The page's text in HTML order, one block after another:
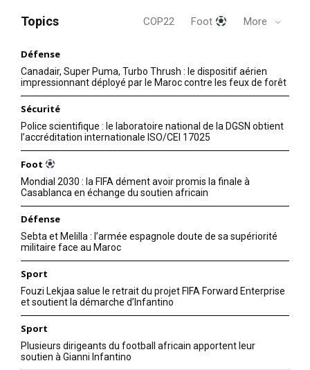
Topics COP22 Foot More
Défense
Canadair, Super Puma, Turbo Thrush : le dispositif aérien
impressionnant déployé par le Maroc contre les feux de forêt
Sécurité
Police scientifique : le laboratoire national de la DGSN obtient
l’accréditation internationale ISO/CEI 17025
Foot
Mondial 2030 : la FIFA dément avoir promis la finale à
Casablanca en échange du soutien africain
Défense
Sebta et Melilla : l’armée espagnole doute de sa supériorité
militaire face au Maroc
Sport
Fouzi Lekjaa salue le retrait du projet FIFA Forward Enterprise
et soutient la démarche d’Infantino
Sport
Plusieurs dirigeants du football africain apportent leur
soutien à Gianni Infantino